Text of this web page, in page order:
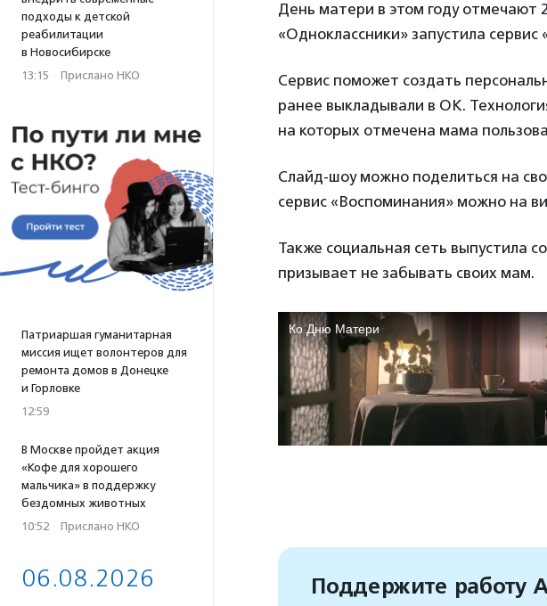
подходы к детской
реабилитации
в Новосибирске
13:15 · Прислано НКО
Патриаршая гуманитарная
миссия ищет волонтеров для
ремонта домов в Донецке
и Горловке
12:59
В Москве пройдет акция
«Кофе для хорошего
мальчика» в поддержку
бездомных животных
10:52 · Прислано НКО
06.08.2026
День матери в этом году отмечают
«Одноклассники» запустила сервис
Сервис поможет создать
ранее выкладывали в ОК.
на которых отмечена мама
Слайд-шоу можно поделиться на
сервис «Воспоминания» можно на
Также социальная сеть выпустила
призывает не забывать своих мам.
Поддержите работу